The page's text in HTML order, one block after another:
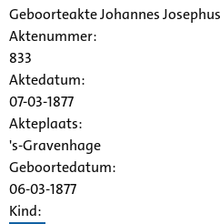
Geboorteakte Johannes
Aktenummer:
833
Aktedatum:
07-03-1877
Akteplaats:
's-Gravenhage
Geboortedatum:
06-03-1877
Kind: